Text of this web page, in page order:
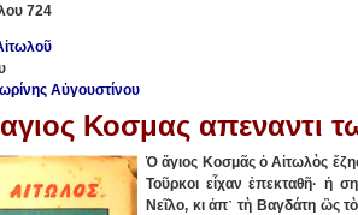
724
Αὐγουστίνου
Κοσμας απεναντι
Ὁ ἅγιος Κοσμᾶς ὁ Αἰτωλὸς
Τοῦρκοι εἶχαν ἐπεκταθῆ· ἡ
Νεῖλο, κι ἀπ᾿ τὴ Βαγδάτη ὣς